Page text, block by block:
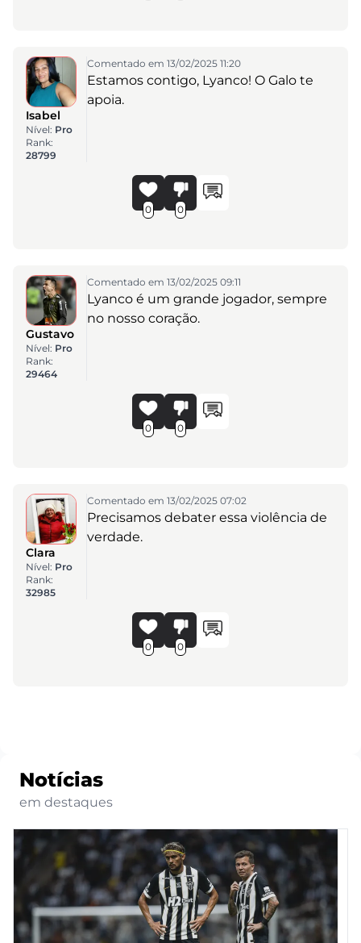
Isabel
Nível: Pro
Rank:
28799
Comentado em 13/02/2025 11:20
Estamos contigo, Lyanco! O Galo te
apoia.
0 0
Gustavo
Nível: Pro
Rank:
29464
Comentado em 13/02/2025 09:11
Lyanco é um grande jogador, sempre
no nosso coração.
0 0
Clara
Nível: Pro
Rank:
32985
Comentado em 13/02/2025 07:02
Precisamos debater essa violência de
verdade.
0 0
Notícias
em destaques